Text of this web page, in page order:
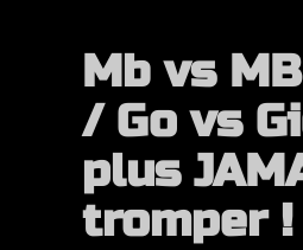
Mb vs
/ Go vs
plus
tromper !